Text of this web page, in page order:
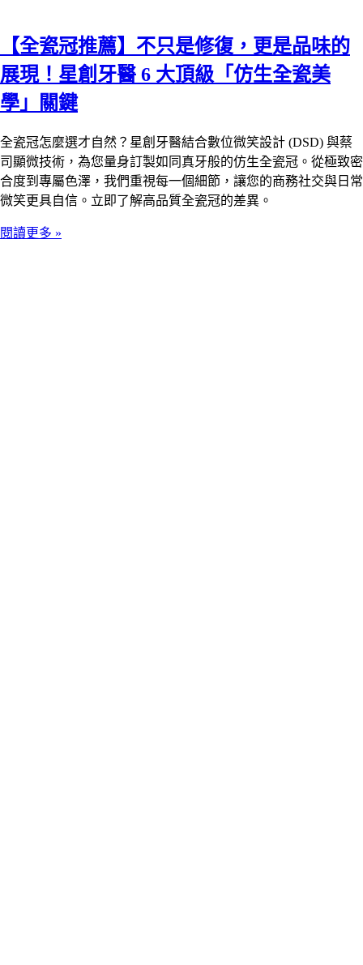
【全瓷冠推薦】不只是修復，更是品味的
展現！星創牙醫 6 大頂級「仿生全瓷美
學」關鍵
全瓷冠怎麼選才自然？星創牙醫結合數位微笑設計 (DSD) 與蔡
司顯微技術，為您量身訂製如同真牙般的仿生全瓷冠。從極致密
合度到專屬色澤，我們重視每一個細節，讓您的商務社交與日常
微笑更具自信。立即了解高品質全瓷冠的差異。
閱讀更多 »